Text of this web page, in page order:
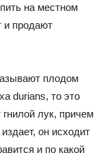
на местном
и продают
плодом
durians, то это
лук, причем
он исходит
и по какой